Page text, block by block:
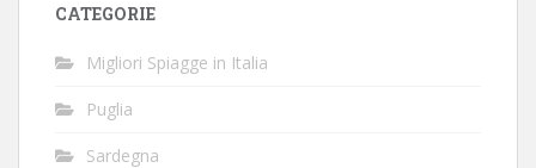
CATEGORIE
Migliori Spiagge in Italia
Puglia
Sardegna